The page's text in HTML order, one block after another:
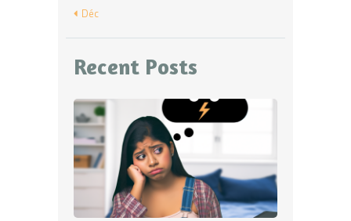
« Déc
Recent Posts